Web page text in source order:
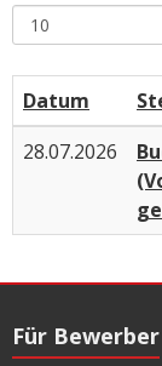
Datum
28.07.2026
Für Bewerber